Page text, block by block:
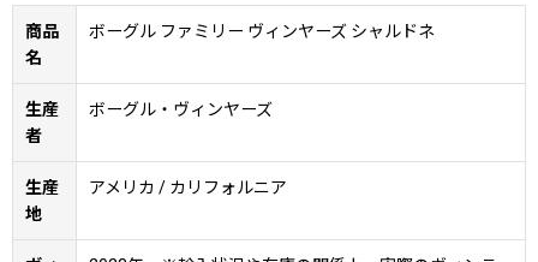
商品
名
ボーグル ファミリー ヴィンヤーズ シャルドネ
生産
者
ボーグル・ヴィンヤーズ
生産
地
アメリカ / カリフォルニア